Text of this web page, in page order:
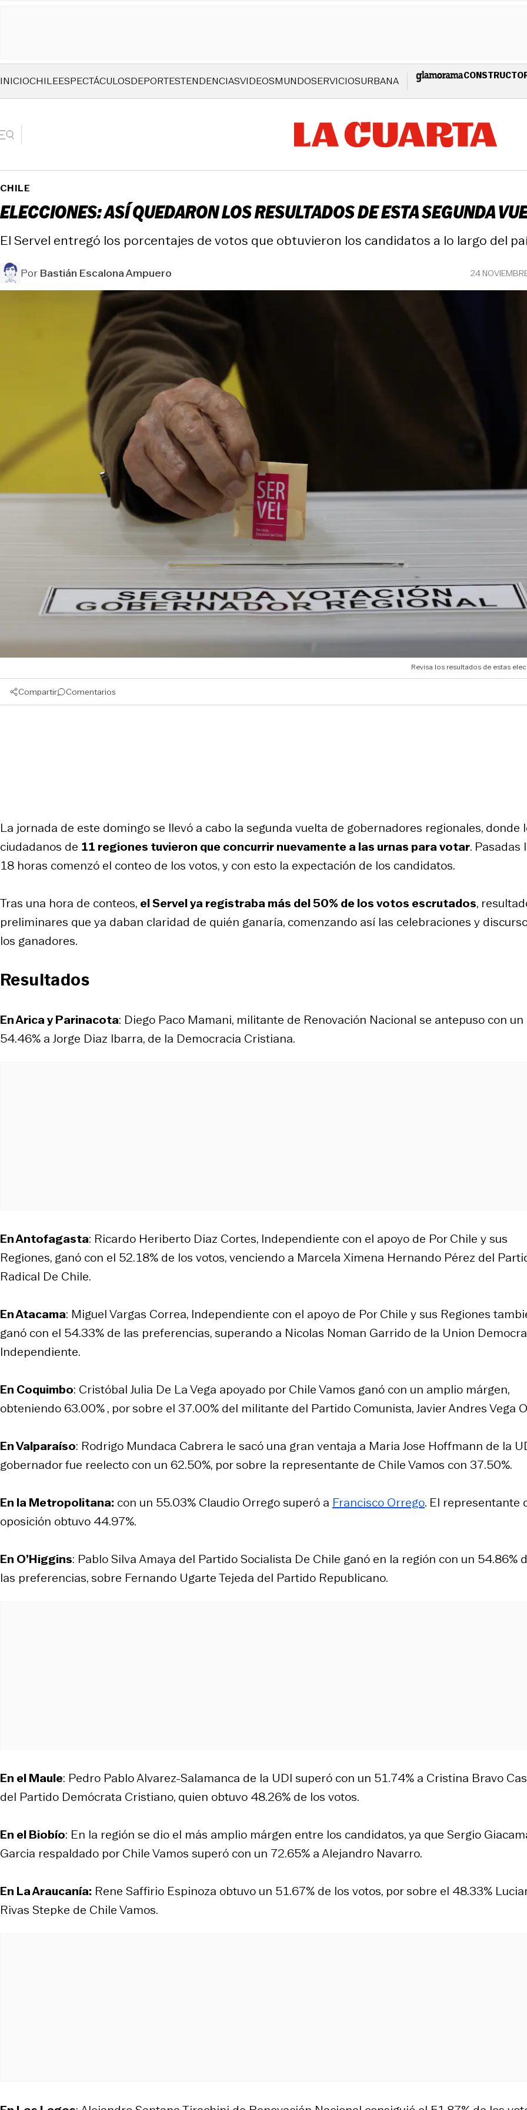
INICIOCHILEESPECTÁCULOSDEPORTESTENDENCIASVIDEOSMUNDOSERVICIOSURBANA
CHILE
ELECCIONES: ASÍ QUEDARON LOS RESULTADOS DE ESTA SEGUNDA
El Servel entregó los porcentajes de votos que obtuvieron los candidatos a lo largo del
PorBastián Escalona Ampuero 24
Revisa los resultados de estas
Compartir Comentarios
La jornada de este domingo se llevó a cabo la segunda vuelta de gobernadores regionales, donde
ciudadanos de 11 regiones tuvieron que concurrir nuevamente a las urnas para votar. Pasadas
18 horas comenzó el conteo de los votos, y con esto la expectación de los candidatos.
Tras una hora de conteos, el Servel ya registraba más del 50% de los votos escrutados,
preliminares que ya daban claridad de quién ganaría, comenzando así las celebraciones y
los ganadores.
Resultados
En Arica y Parinacota: Diego Paco Mamani, militante de Renovación Nacional se antepuso con un
54.46% a Jorge Diaz Ibarra, de la Democracia Cristiana.
En Antofagasta: Ricardo Heriberto Diaz Cortes, Independiente con el apoyo de Por Chile y sus
Regiones, ganó con el 52.18% de los votos, venciendo a Marcela Ximena Hernando Pérez del
Radical De Chile.
En Atacama: Miguel Vargas Correa, Independiente con el apoyo de Por Chile y sus Regiones
ganó con el 54.33% de las preferencias, superando a Nicolas Noman Garrido de la Union
Independiente.
En Coquimbo: Cristóbal Julia De La Vega apoyado por Chile Vamos ganó con un amplio márgen,
obteniendo 63.00% , por sobre el 37.00% del militante del Partido Comunista, Javier Andres Vega
En Valparaíso: Rodrigo Mundaca Cabrera le sacó una gran ventaja a Maria Jose Hoffmann de la
gobernador fue reelecto con un 62.50%, por sobre la representante de Chile Vamos con 37.50%.
En la Metropolitana: con un 55.03% Claudio Orrego superó a Francisco Orrego. El representante
oposición obtuvo 44.97%.
En O’Higgins: Pablo Silva Amaya del Partido Socialista De Chile ganó en la región con un 54.86%
las preferencias, sobre Fernando Ugarte Tejeda del Partido Republicano.
En el Maule: Pedro Pablo Alvarez-Salamanca de la UDI superó con un 51.74% a Cristina Bravo
del Partido Demócrata Cristiano, quien obtuvo 48.26% de los votos.
En el Biobío: En la región se dio el más amplio márgen entre los candidatos, ya que Sergio
Garcia respaldado por Chile Vamos superó con un 72.65% a Alejandro Navarro.
En La Araucanía: Rene Saffirio Espinoza obtuvo un 51.67% de los votos, por sobre el 48.33%
Rivas Stepke de Chile Vamos.